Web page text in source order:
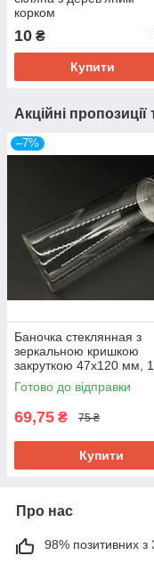
корком
10 ₴
Купити
Акційні
–7%
Баночка стеклянная з
зеркальною кришкою
закруткою 47х120 мм,
Готово до відправки
69,75 ₴ 75 ₴
Купити
Про нас
98% позитивних з